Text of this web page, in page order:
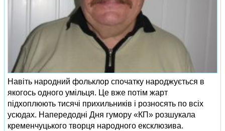
Навіть народний фольклор спочатку народжується в
якогось одного умільця. Це вже потім жарт
підхоплюють тисячі прихильників і розносять по всіх
усюдах. Напередодні Дня гумору «КП» розшукала
кременчуцького творця народного ексклюзива.